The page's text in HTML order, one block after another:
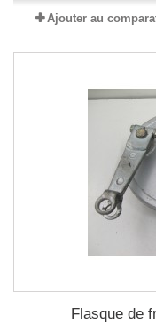
Ajouter au
Flasque de